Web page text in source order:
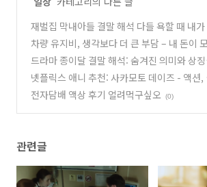
재벌집 막내아들 결말 해석 다들 욕할 때 내
시 정주행
(1)
차량 유지비, 생각보다 더 큰 부담 – 내 돈이
지 않는 이유 (1)
드라마 종이달 결말 해석: 숨겨진 의미와 상
메시지
(0)
넷플릭스 애니 추천: 사카모토 데이즈 - 액션,
머의 조화, 특별출연 슬램덩크 안선생
전자담배 액상 후기 얼려먹구싶오 (0)
관련글